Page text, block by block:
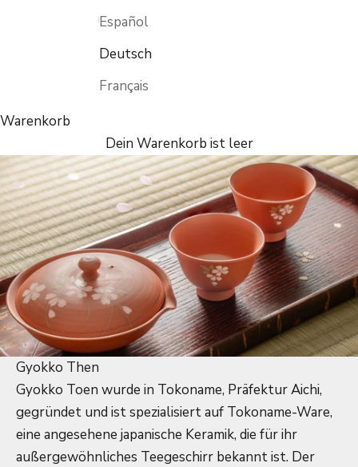
Español
Deutsch
Français
Warenkorb
Dein Warenkorb ist leer
Gyokko Then
Gyokko Toen wurde in Tokoname, Präfektur Aichi,
gegründet und ist spezialisiert auf Tokoname-Ware,
eine angesehene japanische Keramik, die für ihr
außergewöhnliches Teegeschirr bekannt ist. Der